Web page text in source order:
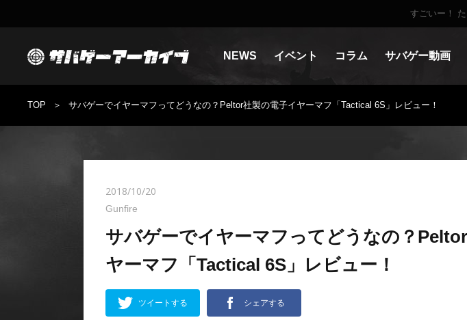
すごいー！ た
NEWS イベント コラム サバゲー動画
TOP サバゲーでイヤーマフってどうなの？Peltor社製の電子イヤーマフ「Tactical 6S」レビュー！
2018/10/20
Gunfire
サバゲーでイヤーマフってどうなの？
ヤーマフ「Tactical 6S」レビュー！
ツイートする シェアする